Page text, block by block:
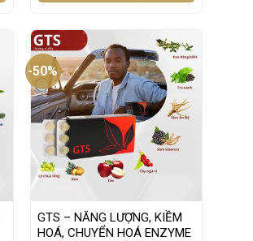
-50%
GTS – NĂNG LƯỢNG, KIỀM
HOÁ, CHUYỂN HOÁ ENZYME